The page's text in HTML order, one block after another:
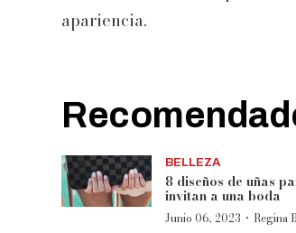
apariencia.
BELLEZA
8 diseños de uñas
invitan a una boda
Junio 06, 2023 · Regina